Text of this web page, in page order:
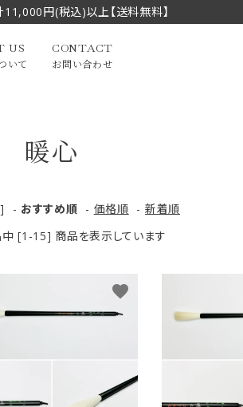
円(税込)以上【送料無料】
大中筆（半切・条幅以
小筆
限定品・セット品
オプション・その他
漢字
画筆・絵てがみ
洗浄剤・その他
贈り物（限定セット）
US
いて
CONTACT
お問い合わせ
暖心
- おすすめ順 - 価格順 - 新着順
[1-15] 商品を表示しています
favorite